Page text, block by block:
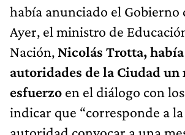
había anunciado el Gobierno
Ayer, el ministro de
Nación, Nicolás Trotta,
autoridades de la Ciudad un
esfuerzo en el diálogo con
indicar que “corresponde a